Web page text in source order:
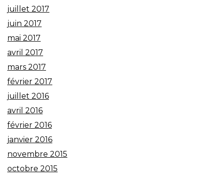
juillet 2017
juin 2017
mai 2017
avril 2017
mars 2017
février 2017
juillet 2016
avril 2016
février 2016
janvier 2016
novembre 2015
octobre 2015